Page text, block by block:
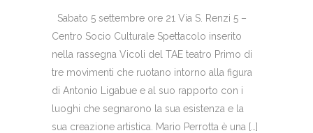
Sabato 5 settembre ore 21 Via S. Renzi 5 –
Centro Socio Culturale Spettacolo inserito
nella rassegna Vicoli del TAE teatro Primo di
tre movimenti che ruotano intorno alla figura
di Antonio Ligabue e al suo rapporto con i
luoghi che segnarono la sua esistenza e la
sua creazione artistica. Mario Perrotta è una […]